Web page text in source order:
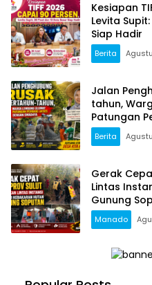
Kesiapan
Levita
Siap Hadir
Berita
Jalan
tahun,
Patungan
Swadaya
Berita
Gerak
Lintas
Gunung
Manado